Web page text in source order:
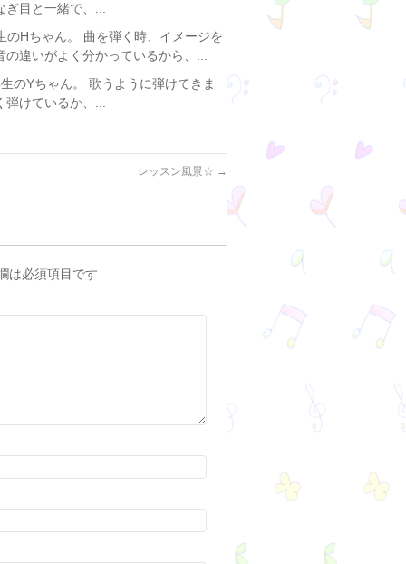
目と一緒で、...
Hちゃん。 曲を弾く時、イメージを
違いがよく分かっているから、...
のYちゃん。 歌うように弾けてきま
けているか、...
レッスン風景☆ →
は必須項目です